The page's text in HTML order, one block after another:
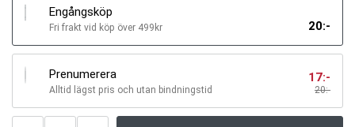
Engångsköp
Fri frakt vid köp över 499kr 20:-
Prenumerera
Alltid lägst pris och utan bindningstid 20:-
17:-
Antal